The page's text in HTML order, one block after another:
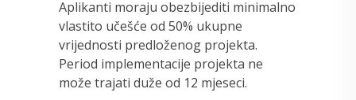
Aplikanti moraju obezbijediti minimalno
vlastito učešće od 50% ukupne
vrijednosti predloženog projekta.
Period implementacije projekta ne
može trajati duže od 12 mjeseci.